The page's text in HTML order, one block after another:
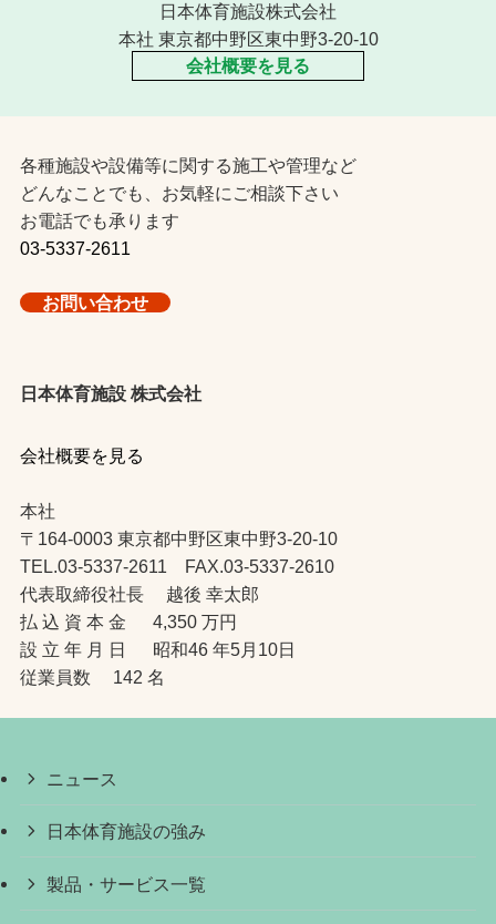
日本体育施設株式会社
本社 東京都中野区東中野3-20-10
会社概要を見る
各種施設や設備等に関する施工や管理など
どんなことでも、お気軽にご相談下さい
お電話でも承ります
03-5337-2611
お問い合わせ
日本体育施設 株式会社
会社概要を見る
本社
〒164-0003 東京都中野区東中野3-20-10
TEL.03-5337-2611 FAX.03-5337-2610
代表取締役社長 越後 幸太郎
払 込 資 本 金 4,350 万円
設 立 年 月 日 昭和46 年5月10日
従業員数 142 名
ニュース
日本体育施設の強み
製品・サービス一覧